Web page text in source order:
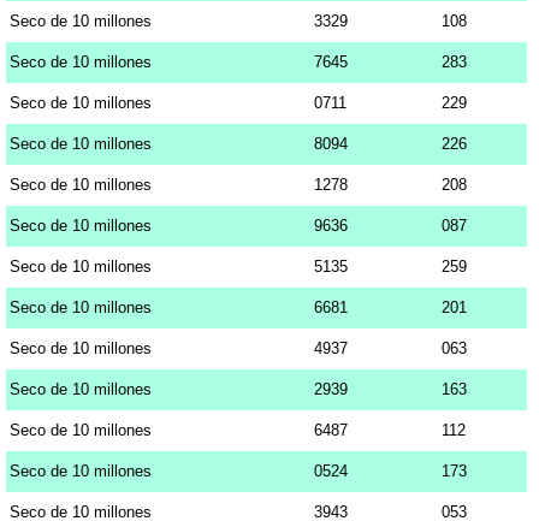
Seco de 10 millones 3329 108
Seco de 10 millones 7645 283
Seco de 10 millones 0711 229
Seco de 10 millones 8094 226
Seco de 10 millones 1278 208
Seco de 10 millones 9636 087
Seco de 10 millones 5135 259
Seco de 10 millones 6681 201
Seco de 10 millones 4937 063
Seco de 10 millones 2939 163
Seco de 10 millones 6487 112
Seco de 10 millones 0524 173
Seco de 10 millones 3943 053